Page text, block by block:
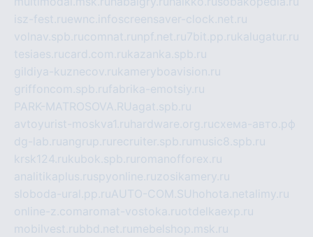
isz-fest.ruewnc.infoscreensaver-clock.net.ru
volnav.spb.rucomnat.ru npf.net.ru 7bit.pp.rukalugatur.ru
tesiaes.rucard.com.rukazanka.spb.ru
gildiya-kuznecov.rukameryboavision.ru
griffoncom.spb.rufabrika-emotsiy.ru
PARK-MATROSOVA.RUagat.spb.ru
avtoyurist-moskva1.ru hardware.org.ruсхема-авто.рф
dg-lab.ruangrup.ru recruiter.spb.ru music8.spb.ru
krsk124.rukubok.spb.ru romanofforex.ru
analitikaplus.ruspyonline.ruzosikamery.ru
sloboda-ural.pp.ruAUTO-COM.SU hohota.net alimy.ru
online-z.comaromat-vostoka.ruotdelkaexp.ru
mobilvest.rubbd.net.ru mebelshop.msk.ru